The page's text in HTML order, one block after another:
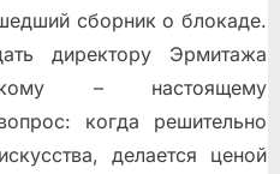
сборник о блокаде.
директору Эрмитажа
– настоящему
когда решительно
делается ценой